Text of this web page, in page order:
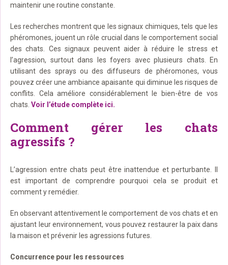
maintenir une routine constante.
Les recherches montrent que les signaux chimiques, tels que les
phéromones, jouent un rôle crucial dans le comportement social
des chats. Ces signaux peuvent aider à réduire le stress et
l’agression, surtout dans les foyers avec plusieurs chats. En
utilisant des sprays ou des diffuseurs de phéromones, vous
pouvez créer une ambiance apaisante qui diminue les risques de
conflits. Cela améliore considérablement le bien-être de vos
chats. Voir l’étude complète ici.
Comment gérer les chats
agressifs ?
L’agression entre chats peut être inattendue et perturbante. Il
est important de comprendre pourquoi cela se produit et
comment y remédier.
En observant attentivement le comportement de vos chats et en
ajustant leur environnement, vous pouvez restaurer la paix dans
la maison et prévenir les agressions futures.
Concurrence pour les ressources